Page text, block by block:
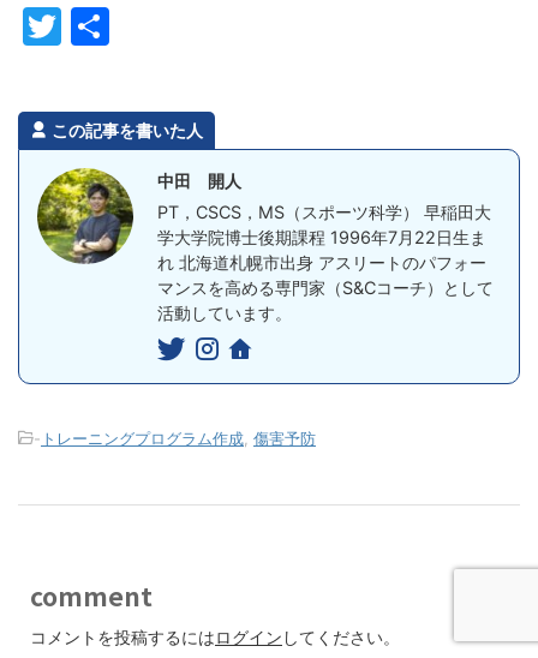
T
itt
er
この記事を書いた人
中田 開人
PT，CSCS，MS（スポーツ科学） 早稲田大
学大学院博士後期課程 1996年7月22日生ま
れ 北海道札幌市出身 アスリートのパフォー
マンスを高める専門家（S&Cコーチ）として
活動しています。
- トレーニングプログラム作成 傷害予防
comment
コメントを投稿するにはログイン してください。